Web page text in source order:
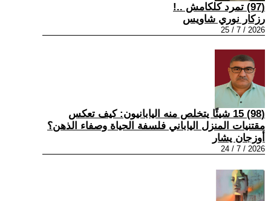
(97) تمرد كلكامش ..!
رزكار نوري شاويس
2026 / 7 / 25
(98) 15 شيئًا يتخلص منه اليابانيون: كيف تعكس
مقتنيات المنزل الياباني فلسفة الحياة وصفاء الذهن؟
أوزجان يشار
2026 / 7 / 24